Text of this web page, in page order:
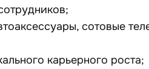
сотовые
карьерного роста;